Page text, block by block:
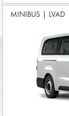
Vozilo
Koji su osnovni
Starost
DEPOZIT
960,00 EUR
MINIBUS | LVAD